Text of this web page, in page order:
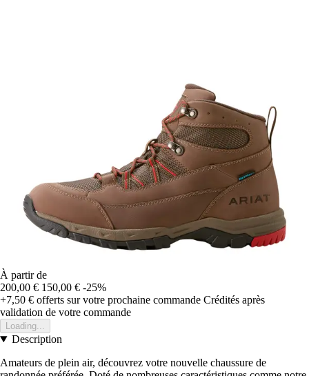
À partir de
200,00 € 150,00 € -25%
+7,50 € offerts sur votre prochaine commande Crédités après
validation de votre commande
Loading...
Description
Amateurs de plein air, découvrez votre nouvelle chaussure de